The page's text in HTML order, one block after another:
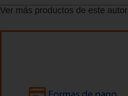
Ver más productos de este autor